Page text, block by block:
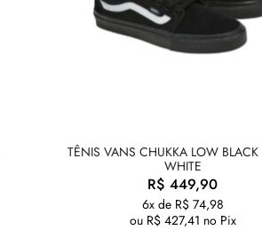
TÊNIS VANS CHUKKA LOW BLACK
WHITE
R$ 449,90
6x de R$74,98
ou R$427,41 no Pix